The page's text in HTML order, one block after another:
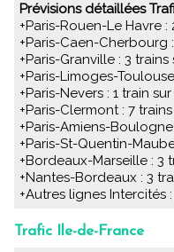
Prévisions détaillées
+Paris-Rouen-Le Havre :
+Paris-Caen-Cherbourg
+Paris-Granville : 3 trains
+Paris-Limoges-
+Paris-Nevers : 1 train sur
+Paris-Clermont : 7 trains
+Paris-Amiens-Boulogne
+Paris-St-Quentin-
+Bordeaux-Marseille : 3
+Nantes-Bordeaux : 3
+Autres lignes Intercités
Trafic Ile-de-France